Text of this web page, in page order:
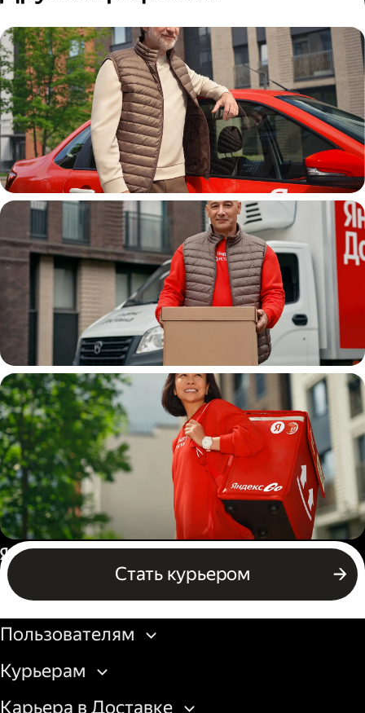
Автокурьер
Водитель
грузовой машины
Пеший курьер
Стать курьером
Россия
Бизнесу
Пользователям
Курьерам
Карьера в Доставке